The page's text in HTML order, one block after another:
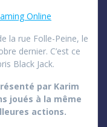
Online
la rue Folle-Peine, le
dernier. C’est ce
Black Jack.
par Karim
joués à la même
actions.